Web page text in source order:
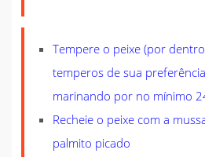
Tempere o peixe (por
temperos de sua
marinando por no mínimo
Recheie o peixe com a
palmito picado